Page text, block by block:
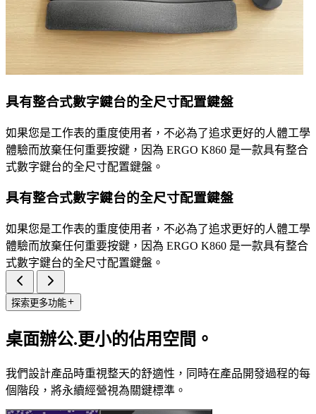
具有整合式數字鍵台的全尺寸配置鍵盤
如果您是工作表的重度使用者，不必為了追求更好的人體工學
體驗而放棄任何重要按鍵，因為 ERGO K860 是一款具有整合
式數字鍵台的全尺寸配置鍵盤。
具有整合式數字鍵台的全尺寸配置鍵盤
如果您是工作表的重度使用者，不必為了追求更好的人體工學
體驗而放棄任何重要按鍵，因為 ERGO K860 是一款具有整合
式數字鍵台的全尺寸配置鍵盤。
探索更多功能
桌面辦公.更小的佔用空間。
我們設計產品時重視整天的舒適性，同時在產品開發過程的每
個階段，將永續經營視為關鍵標準。